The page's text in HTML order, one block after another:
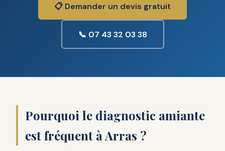
📋 Demander un devis gratuit
📞 07 43 32 03 38
Pourquoi le diagnostic amiante
est fréquent à Arras ?